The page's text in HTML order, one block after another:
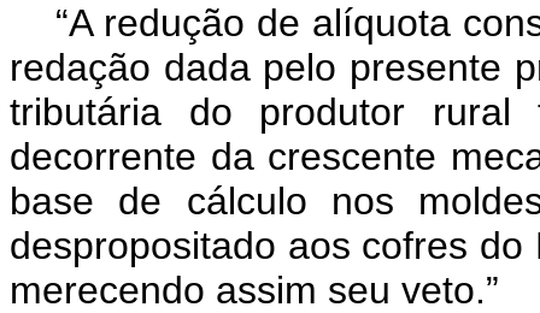
“A redução de alíquota
redação dada pelo presente
tributária do produtor
decorrente da crescente
base de cálculo nos
despropositado aos cofres
merecendo assim seu veto.”